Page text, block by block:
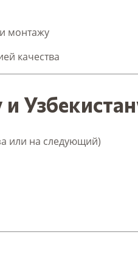
монтажу
качества
или на следующий)